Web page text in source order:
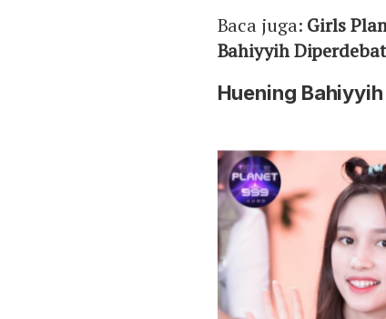
Baca juga: Girls
Bahiyyih
Huening